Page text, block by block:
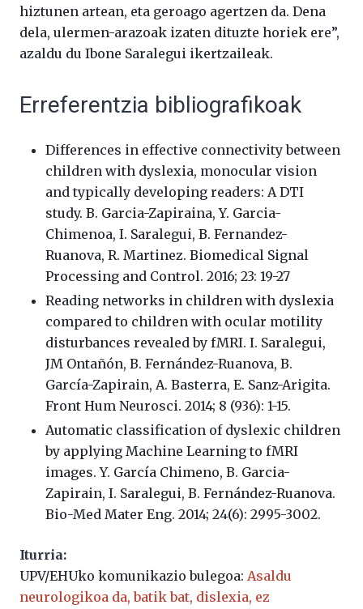
hiztunen artean, eta geroago agertzen da. Dena
dela, ulermen-arazoak izaten dituzte horiek ere”,
azaldu du Ibone Saralegui ikertzaileak.
Erreferentzia bibliografikoak
Differences in effective connectivity between
children with dyslexia, monocular vision
and typically developing readers: A DTI
study. B. Garcia-Zapiraina, Y. Garcia-
Chimenoa, I. Saralegui, B. Fernandez-
Ruanova, R. Martinez. Biomedical Signal
Processing and Control. 2016; 23: 19-27
Reading networks in children with dyslexia
compared to children with ocular motility
disturbances revealed by fMRI. I. Saralegui,
JM Ontañón, B. Fernández-Ruanova, B.
García-Zapirain, A. Basterra, E. Sanz-Arigita.
Front Hum Neurosci. 2014; 8 (936): 1-15.
Automatic classification of dyslexic children
by applying Machine Learning to fMRI
images. Y. García Chimeno, B. Garcia-
Zapirain, I. Saralegui, B. Fernández-Ruanova.
Bio-Med Mater Eng. 2014; 24(6): 2995-3002.
Iturria:
UPV/EHUko komunikazio bulegoa: Asaldu
neurologikoa da, batik bat, dislexia, ez